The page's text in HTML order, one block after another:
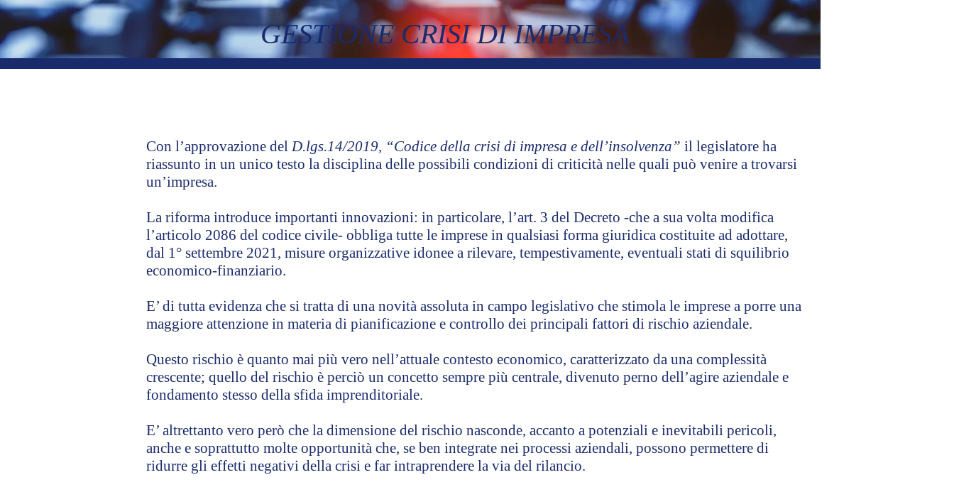
GESTIONE CRISI DI IMPRESA
Con l’approvazione delD.lgs.14/2019, “Codice della crisi di impresa e dell’insolvenza” il legislatore ha
riassunto in un unico testo la disciplina delle possibili condizioni di criticità nelle quali può venire a trovarsi
un’impresa.
La riforma introduce importanti innovazioni: in particolare, l’art. 3 del Decreto -che a sua volta modifica
l’articolo 2086 del codice civile- obbliga tutte le imprese in qualsiasi forma giuridica costituite ad adottare,
dal 1° settembre 2021, misure organizzative idonee a rilevare, tempestivamente, eventuali stati di squilibrio
economico-finanziario.
E’ di tutta evidenza che si tratta di una novità assoluta in campo legislativo che stimola le imprese a porre una
maggiore attenzione in materia di pianificazione e controllo dei principali fattori di rischio aziendale.
Questo rischio è quanto mai più vero nell’attuale contesto economico, caratterizzato da una complessità
crescente; quello del rischio è perciò un concetto sempre più centrale, divenuto perno dell’agire aziendale e
fondamento stesso della sfida imprenditoriale.
E’ altrettanto vero però che la dimensione del rischio nasconde, accanto a potenziali e inevitabili pericoli,
anche e soprattutto molte opportunità che, se ben integrate nei processi aziendali, possono permettere di
ridurre gli effetti negativi della crisi e far intraprendere la via del rilancio.